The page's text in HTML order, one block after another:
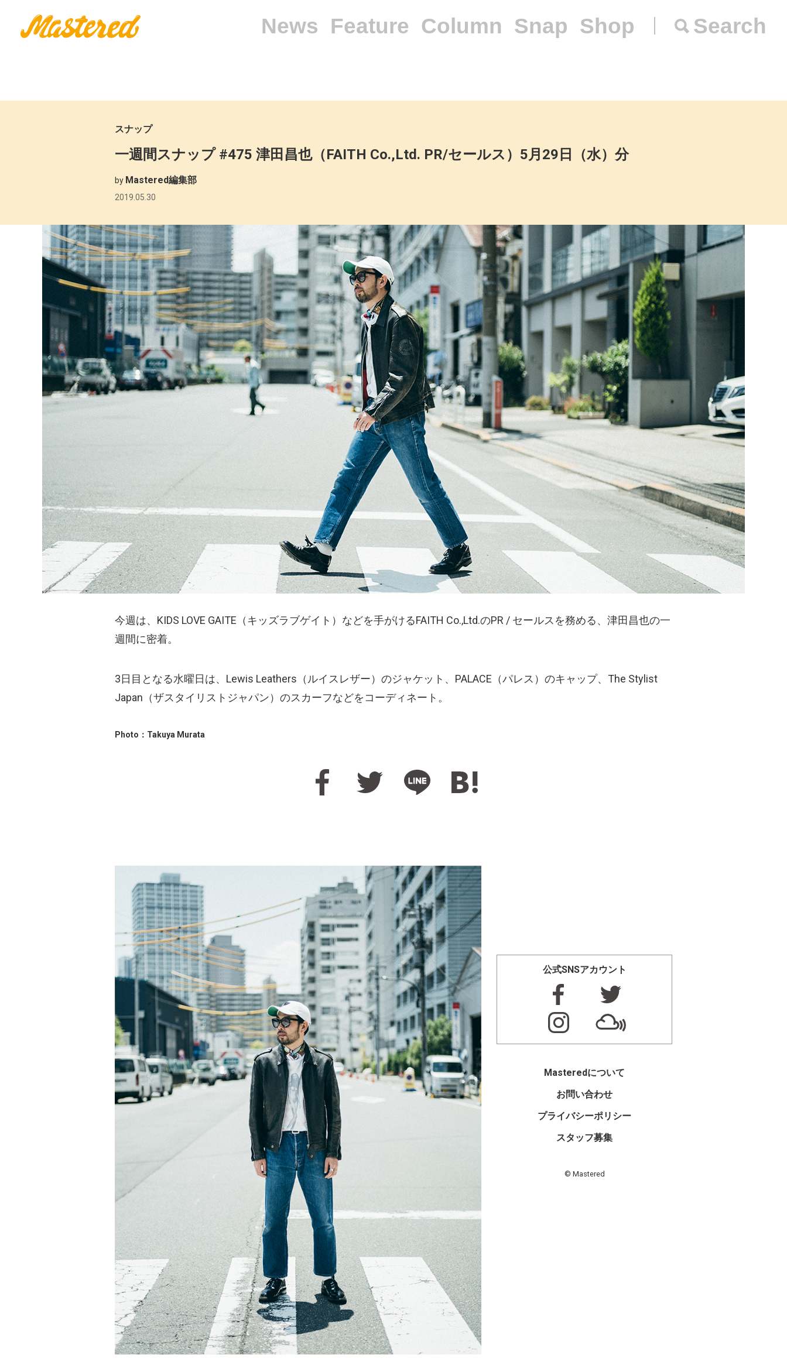
News Feature Column Snap Shop Search
スナップ
一週間スナップ #475 津田昌也（FAITH Co.,Ltd. PR/セールス）5月29日（水）分
by Mastered編集部
2019.05.30
今週は、KIDS LOVE GAITE（キッズラブゲイト）などを手がけるFAITH Co.,Ltd.のPR / セールスを務める、津田昌也の一
週間に密着。
3日目となる水曜日は、Lewis Leathers（ルイスレザー）のジャケット、PALACE（パレス）のキャップ、The Stylist
Japan（ザスタイリストジャパン）のスカーフなどをコーディネート。
Photo：Takuya Murata
公式SNSアカウント
Masteredについて
お問い合わせ
プライバシーポリシー
スタッフ募集
© Mastered